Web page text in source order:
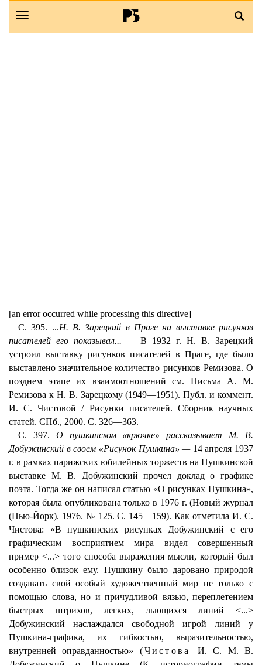
[an error occurred while processing this directive]
С. 395. ...Н. В. Зарецкий в Праге на выставке рисунков
писателей его показывал... — В 1932 г. Н. В. Зарецкий
устроил выставку рисунков писателей в Праге, где было
выставлено значительное количество рисунков Ремизова. О
позднем этапе их взаимоотношений см. Письма А. М.
Ремизова к Н. В. Зарецкому (1949—1951). Публ. и коммент.
И. С. Чистовой / Рисунки писателей. Сборник научных
статей. СПб., 2000. С. 326—363.
С. 397. О пушкинском «крючке» рассказывает М. В.
Добужинский в своем «Рисунок Пушкина» — 14 апреля 1937
г. в рамках парижских юбилейных торжеств на Пушкинской
выставке М. В. Добужинский прочел доклад о графике
поэта. Тогда же он написал статью «О рисунках Пушкина»,
которая была опубликована только в 1976 г. (Новый журнал
(Нью-Йорк). 1976. № 125. С. 145—159). Как отметила И. С.
Чистова: «В пушкинских рисунках Добужинский с его
графическим восприятием мира видел совершенный
пример <...> того способа выражения мысли, который был
особенно близок ему. Пушкину было даровано природой
создавать свой особый художественный мир не только с
помощью слова, но и причудливой вязью, переплетением
быстрых штрихов, легких, льющихся линий <...>
Добужинский наслаждался свободной игрой линий у
Пушкина-графика, их гибкостью, выразительностью,
внутренней оправданностью» (ЧистоваИ. С. М. В.